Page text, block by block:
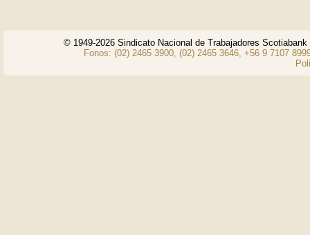
© 1949-2026 Sindicato Nacional de Trabajadores
Fonos: (02) 2465 3900, (02) 2465 3646, +56 9 7107